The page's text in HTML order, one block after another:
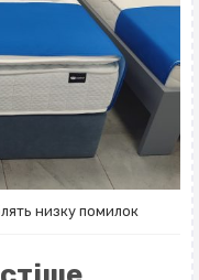
низку помилок